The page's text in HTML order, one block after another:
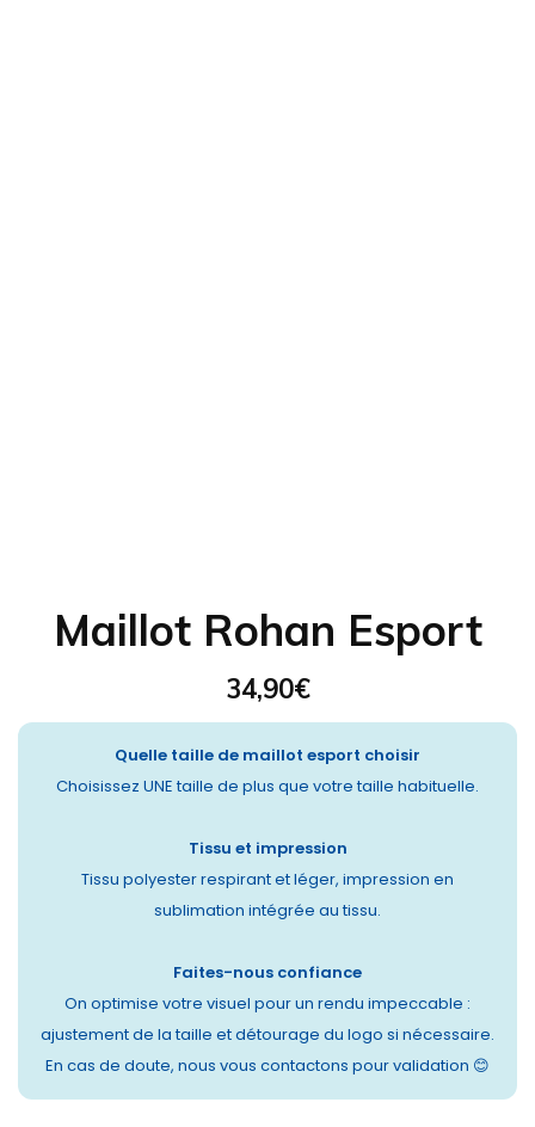
Maillot Rohan Esport
34,90€
Quelle taille de maillot esport choisir
Choisissez UNE taille de plus que votre taille habituelle.
Tissu et impression
Tissu polyester respirant et léger, impression en
sublimation intégrée au tissu.
Faites-nous confiance
On optimise votre visuel pour un rendu impeccable :
ajustement de la taille et détourage du logo si nécessaire.
En cas de doute, nous vous contactons pour validation 😊